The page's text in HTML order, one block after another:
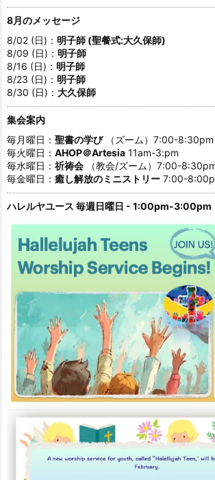
8月のメッセージ
8/02 (日)： 明子師 (聖餐式:大久保師)
8/09 (日)： 明子師
8/16 (日)： 明子師
8/23 (日)： 明子師
8/30 (日)： 大久保師
集会案内
毎月曜日： 聖書の学び（ズーム）7:00-8:30pm
毎火曜日： AHOP＠Artesia 11am-3:pm
毎水曜日： 祈祷会 （教会/ズーム）7:00-
毎金曜日： 癒し解放のミニストリー 7:00-
ハレルヤユース 毎週日曜日 - 1:00pm-3:00pm